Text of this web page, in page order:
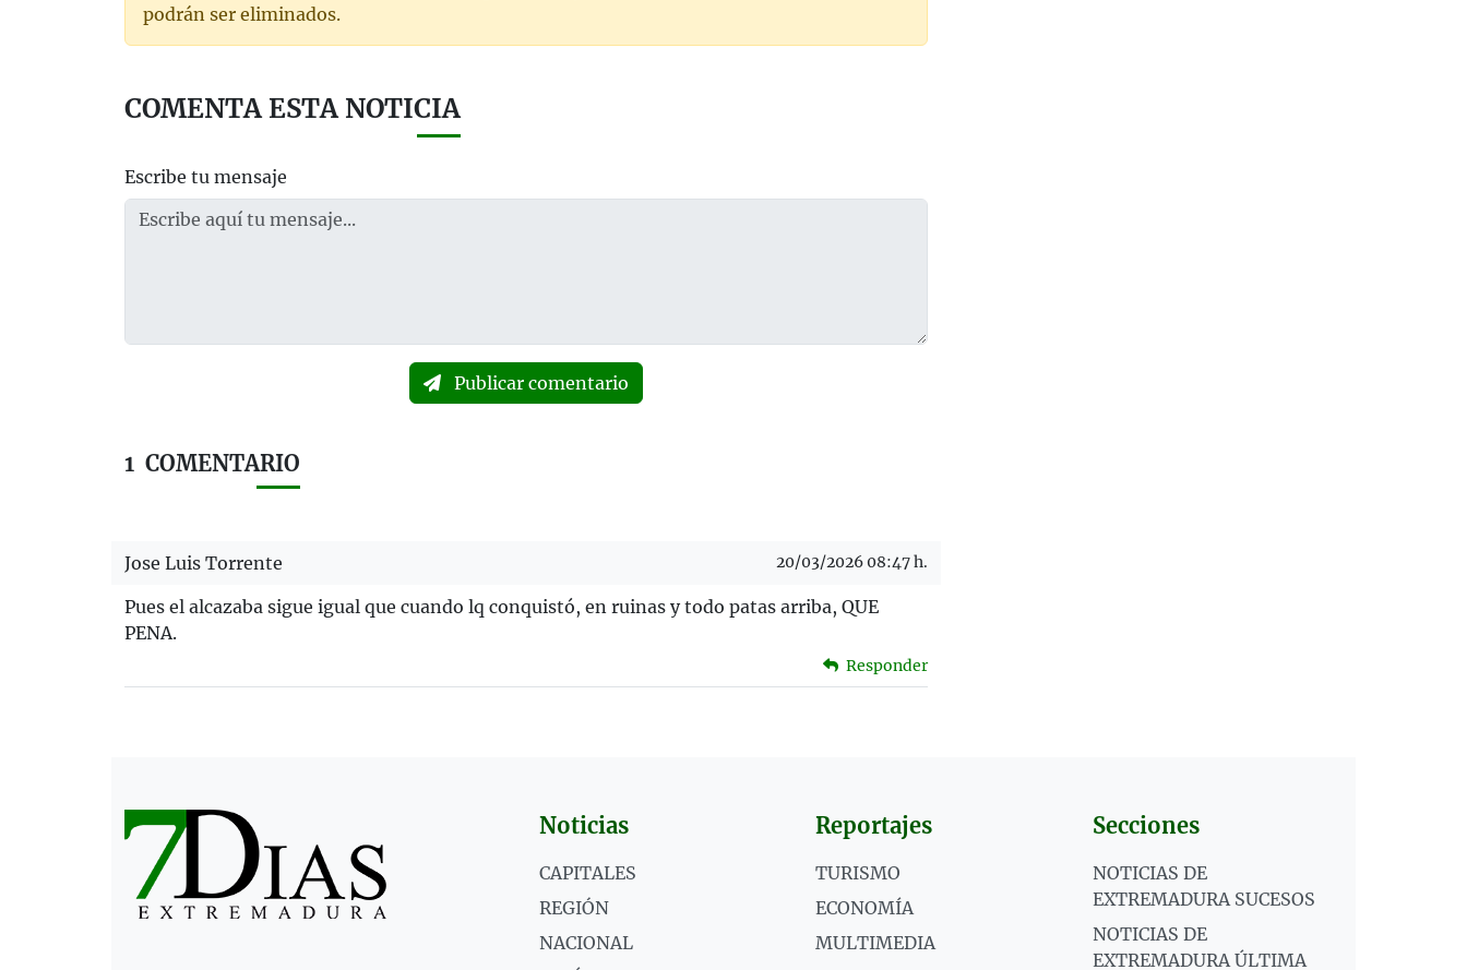
podrán ser eliminados.
COMENTA ESTA NOTICIA
Escribe tu mensaje
Publicar comentario
1 COMENTARIO
Jose Luis Torrente 20/03/2026 08:47 h.
Pues el alcazaba sigue igual que cuando lq conquistó, en ruinas y todo patas arriba, QUE
PENA.
Responder
Noticias
CAPITALES
REGIÓN
NACIONAL
Reportajes
TURISMO
ECONOMÍA
MULTIMEDIA
Secciones
NOTICIAS DE
EXTREMADURA SUCESOS
NOTICIAS DE
EXTREMADURA ÚLTIMA